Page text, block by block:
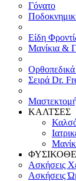
Γόνατο
Είδη
Μανίκια &
Σειρά Dr.
ΚΑΛΤΣΕΣ
Ασκήσεις
Ασκήσεις